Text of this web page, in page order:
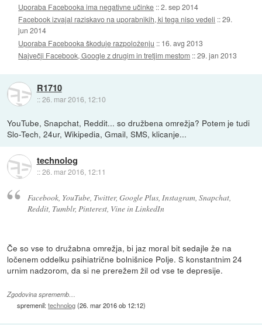
Uporaba Facebooka ima negativne učinke ::2. sep 2014
Facebook izvajal raziskavo na uporabnikih, ki tega niso vedeli ::29.
jun 2014
Uporaba Facebooka škoduje razpoloženju :: 16. avg 2013
Največji Facebook, Google z drugim in tretjim mestom ::29. jan 2013
R1710
::26. mar 2016, 12:10
YouTube, Snapchat, Reddit... so družbena omrežja? Potem je tudi
Slo-Tech, 24ur, Wikipedia, Gmail, SMS, klicanje...
technolog
::26. mar 2016, 12:11
Facebook, YouTube, Twitter, Google Plus, Instagram, Snapchat,
Reddit, Tumblr, Pinterest, Vine in LinkedIn
Če so vse to družabna omrežja, bi jaz moral bit sedajle že na
ločenem oddelku psihiatrične bolnišnice Polje. S konstantnim 24
urnim nadzorom, da si ne prerežem žil od vse te depresije.
Zgodovina sprememb…
spremenil:technolog(26. mar 2016 ob 12:12)